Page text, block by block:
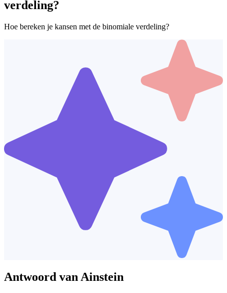
verdeling?
Hoe bereken je kansen met de binomiale verdeling?
Antwoord van Ainstein